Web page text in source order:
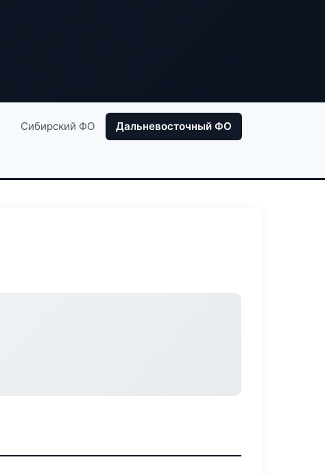
Сибирский ФО Дальневосточный ФО